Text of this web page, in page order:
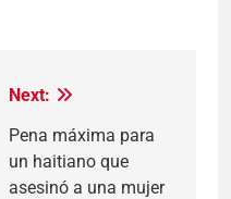
Next:
Pena máxima para
un haitiano que
asesinó a una mujer